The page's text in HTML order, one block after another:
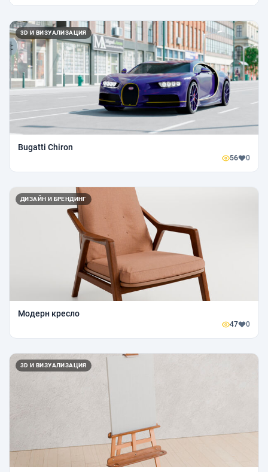
3D И ВИЗУАЛИЗАЦИЯ
Bugatti Chiron
56 0
ДИЗАЙН И БРЕНДИНГ
Модерн кресло
47 0
3D И ВИЗУАЛИЗАЦИЯ